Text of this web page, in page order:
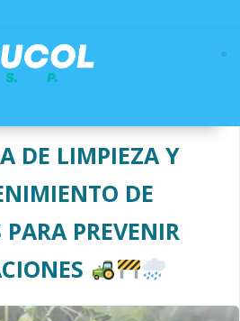
contenido
DE LIMPIEZA Y
DE
PREVENIR